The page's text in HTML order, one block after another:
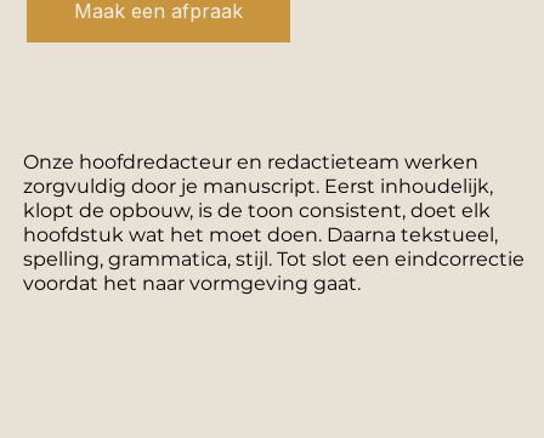
Maak een afpraak
Onze hoofdredacteur en redactieteam werken
zorgvuldig door je manuscript. Eerst inhoudelijk,
klopt de opbouw, is de toon consistent, doet elk
hoofdstuk wat het moet doen. Daarna tekstueel,
spelling, grammatica, stijl. Tot slot een eindcorrectie
voordat het naar vormgeving gaat.